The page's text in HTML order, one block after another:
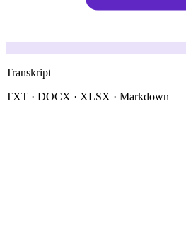
Transkript
TXT · DOCX · XLSX · Markdown